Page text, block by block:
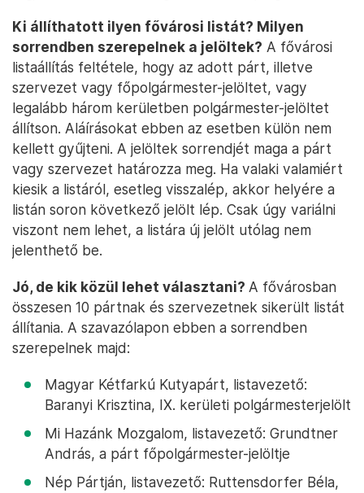
Ki állíthatott ilyen fővárosi listát? Milyen
sorrendben szerepelnek a jelöltek? A fővárosi
listaállítás feltétele, hogy az adott párt, illetve
szervezet vagy főpolgármester-jelöltet, vagy
legalább három kerületben polgármester-jelöltet
állítson. Aláírásokat ebben az esetben külön nem
kellett gyűjteni. A jelöltek sorrendjét maga a párt
vagy szervezet határozza meg. Ha valaki valamiért
kiesik a listáról, esetleg visszalép, akkor helyére a
listán soron következő jelölt lép. Csak úgy variálni
viszont nem lehet, a listára új jelölt utólag nem
jelenthető be.
Jó, de kik közül lehet választani? A fővárosban
összesen 10 pártnak és szervezetnek sikerült listát
állítania. A szavazólapon ebben a sorrendben
szerepelnek majd:
Magyar Kétfarkú Kutyapárt, listavezető:
Baranyi Krisztina, IX. kerületi polgármesterjelölt
Mi Hazánk Mozgalom, listavezető: Grundtner
András, a párt főpolgármester-jelöltje
Nép Pártján, listavezető: Ruttensdorfer Béla,